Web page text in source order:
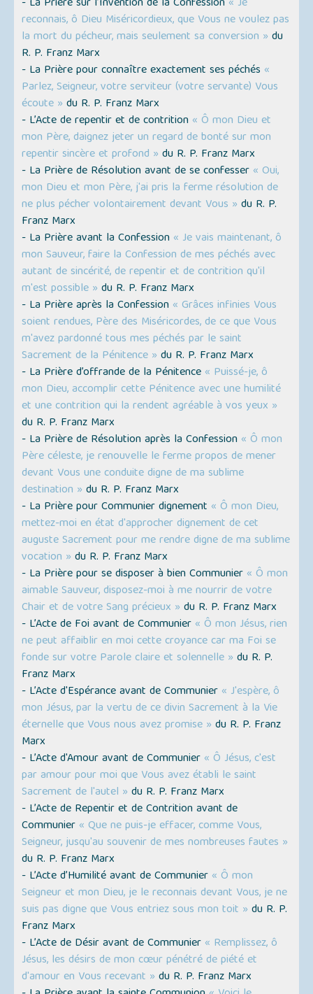
reconnais, ô Dieu Miséricordieux, que Vous ne voulez pas
la mort du pécheur, mais seulement sa conversion » du
R. P. Franz Marx
- La Prière pour connaître exactement ses péchés «
Parlez, Seigneur, votre serviteur (votre servante) Vous
écoute » du R. P. Franz Marx
- L’Acte de repentir et de contrition « Ô mon Dieu et
mon Père, daignez jeter un regard de bonté sur mon
repentir sincère et profond » du R. P. Franz Marx
- La Prière de Résolution avant de se confesser « Oui,
mon Dieu et mon Père, j'ai pris la ferme résolution de
ne plus pécher volontairement devant Vous » du R. P.
Franz Marx
- La Prière avant la Confession « Je vais maintenant, ô
mon Sauveur, faire la Confession de mes péchés avec
autant de sincérité, de repentir et de contrition qu'il
m'est possible » du R. P. Franz Marx
- La Prière après la Confession « Grâces infinies Vous
soient rendues, Père des Miséricordes, de ce que Vous
m'avez pardonné tous mes péchés par le saint
Sacrement de la Pénitence » du R. P. Franz Marx
- La Prière d’offrande de la Pénitence « Puissé-je, ô
mon Dieu, accomplir cette Pénitence avec une humilité
et une contrition qui la rendent agréable à vos yeux »
du R. P. Franz Marx
- La Prière de Résolution après la Confession « Ô mon
Père céleste, je renouvelle le ferme propos de mener
devant Vous une conduite digne de ma sublime
destination » du R. P. Franz Marx
- La Prière pour Communier dignement « Ô mon Dieu,
mettez-moi en état d'approcher dignement de cet
auguste Sacrement pour me rendre digne de ma sublime
vocation » du R. P. Franz Marx
- La Prière pour se disposer à bien Communier « Ô mon
aimable Sauveur, disposez-moi à me nourrir de votre
Chair et de votre Sang précieux » du R. P. Franz Marx
- L’Acte de Foi avant de Communier « Ô mon Jésus, rien
ne peut affaiblir en moi cette croyance car ma Foi se
fonde sur votre Parole claire et solennelle » du R. P.
Franz Marx
- L’Acte d'Espérance avant de Communier « J'espère, ô
mon Jésus, par la vertu de ce divin Sacrement à la Vie
éternelle que Vous nous avez promise » du R. P. Franz
Marx
- L’Acte d'Amour avant de Communier « Ô Jésus, c'est
par amour pour moi que Vous avez établi le saint
Sacrement de l'autel » du R. P. Franz Marx
- L’Acte de Repentir et de Contrition avant de
Communier « Que ne puis-je effacer, comme Vous,
Seigneur, jusqu'au souvenir de mes nombreuses fautes »
du R. P. Franz Marx
- L’Acte d’Humilité avant de Communier « Ô mon
Seigneur et mon Dieu, je le reconnais devant Vous, je ne
suis pas digne que Vous entriez sous mon toit » du R. P.
Franz Marx
- L’Acte de Désir avant de Communier « Remplissez, ô
Jésus, les désirs de mon cœur pénétré de piété et
d'amour en Vous recevant » du R. P. Franz Marx